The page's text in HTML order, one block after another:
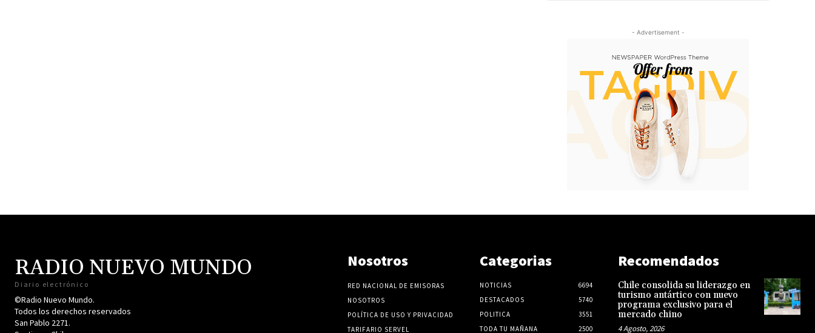
- Advertisement -
RADIO NUEVO MUNDO
Diario electrónico
©Radio Nuevo Mundo.
Todos los derechos reservados
San Pablo 2271.
Nosotros
RED NACIONAL DE EMISORAS
NOSOTROS
POLÍTICA DE USO Y PRIVACIDAD
TARIFARIO SERVEL
Categorias
NOTICIAS
6694
DESTACADOS
5740
POLITICA
3551
TODA TU MAÑANA
2500
Recomendados
Chile consolida su liderazgo en
turismo antártico con nuevo
programa exclusivo para el
mercado chino
4 Agosto, 2026